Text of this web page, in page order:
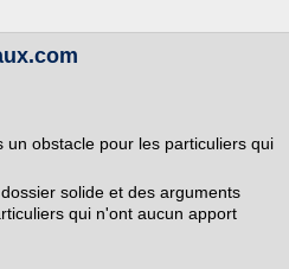
obstacle pour les particuliers qui
solide et des arguments
qui n'ont aucun apport